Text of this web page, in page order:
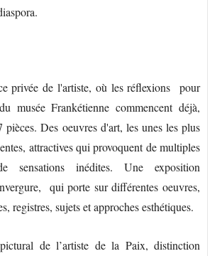
privée de l'artiste, où les réflexions pour
musée Frankétienne commencent déjà,
pièces. Des oeuvres d'art, les unes les plus
attractives qui provoquent de multiples
sensations inédites. Une exposition
qui porte sur différentes oeuvres,
registres, sujets et approches esthétiques.
de l’artiste de la Paix, distinction